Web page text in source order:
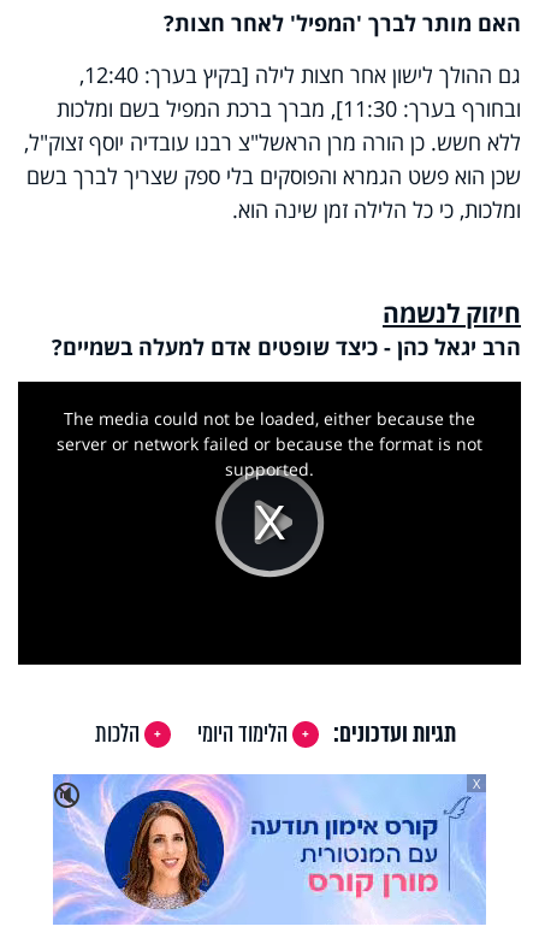
האם מותר לברך 'המפיל' לאחר חצות?
גם ההולך לישון אחר חצות לילה [בקיץ בערך: 12:40,
ובחורף בערך: 11:30], מברך ברכת המפיל בשם ומלכות
ללא חשש. כן הורה מרן הראשל"צ רבנו עובדיה יוסף זצוק"ל,
שכן הוא פשט הגמרא והפוסקים בלי ספק שצריך לברך בשם
ומלכות, כי כל הלילה זמן שינה הוא.
חיזוק לנשמה
הרב יגאל כהן - כיצד שופטים אדם למעלה בשמיים?
Play
Video
This
The media could not be loaded, either because the
server or network failed or because the format is not
supported.
תגיות ועדכונים: הלימוד היומי
הלכות
🔇
X